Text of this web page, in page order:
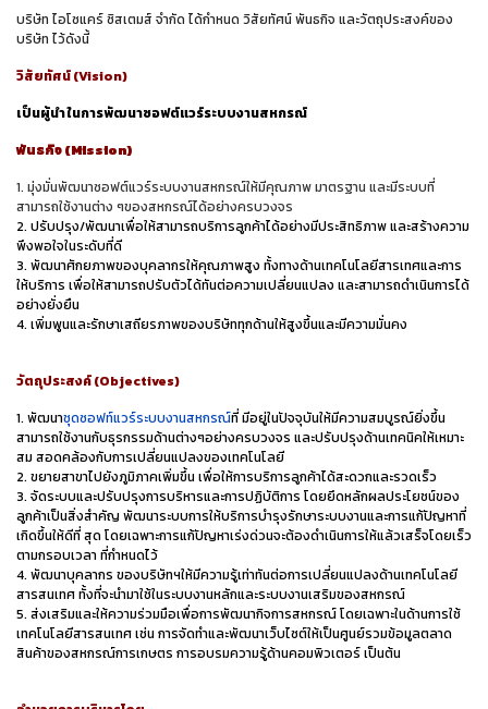
บริษัท ไอโซแคร์ ซิสเตมส์ จำกัด ได้กำหนด วิสัยทัศน์ พันธกิจ และวัตถุประสงค์ของ
บริษัท ไว้ดังนี้
วิสัยทัศน์ (Vision)
เป็นผู้นำ ในการพัฒนาซอฟต์แวร์ระบบงานสหกรณ์
พันธกิจ (Mission)
1. มุ่งมั่นพัฒนาซอฟต์แวร์ระบบงานสหกรณ์ให้มีคุณภาพ มาตรฐาน และมีระบบที่
สามารถใช้งานต่าง ๆของสหกรณ์ได้อย่างครบวงจร
2. ปรับปรุง/พัฒนาเพื่อให้สามารถบริการลูกค้าได้อย่างมีประสิทธิภาพ และสร้างความ
พึงพอใจในระดับที่ดี
3. พัฒนาศักยภาพของบุคลากรให้คุณภาพสูง ทั้งทางด้านเทคโนโลยีสารเทศและการ
ให้บริการ เพื่อให้สามารถปรับตัวได้ทันต่อความเปลี่ยนแปลง และสามารถดำเนินการได้
อย่างยั่งยืน
4. เพิ่มพูนและรักษาเสถียรภาพของบริษัททุกด้านให้สูงขึ้นและมีความมั่นคง
วัตถุประสงค์ (Objectives)
1. พัฒนาชุดซอฟท์แวร์ระบบงานสหกรณ์ที่ มีอยู่ในปัจจุบันให้มีความสมบูรณ์ยิ่งขึ้น
สามารถใช้งานกับธุรกรรมด้านต่างๆอย่างครบวงจร และปรับปรุงด้านเทคนิคให้เหมาะ
สม สอดคล้องกับการเปลี่ยนแปลงของเทคโนโลยี
2. ขยายสาขาไปยังภูมิภาคเพิ่มขึ้น เพื่อให้การบริการลูกค้าได้สะดวกและรวดเร็ว
3. จัดระบบและปรับปรุงการบริหารและการปฏิบัติการ โดยยึดหลักผลประโยชน์ของ
ลูกค้าเป็นสิ่งสำคัญ พัฒนาระบบการให้บริการบำรุงรักษาระบบงานและการแก้ปัญหาที่
เกิดขึ้นให้ดีที่ สุด โดยเฉพาะการแก้ปัญหาเร่งด่วนจะต้องดำเนินการให้แล้วเสร็จโดยเร็ว
ตามกรอบเวลา ที่กำหนดไว้
4. พัฒนาบุคลากร ของบริษัทฯให้มีความรู้เท่าทันต่อการเปลี่ยนแปลงด้านเทคโนโลยี
สารสนเทศ ทั้งที่จะนำมาใช้ในระบบงานหลักและระบบงานเสริมของสหกรณ์
5. ส่งเสริมและให้ความร่วมมือเพื่อการพัฒนากิจการสหกรณ์ โดยเฉพาะในด้านการใช้
เทคโนโลยีสารสนเทศ เช่น การจัดทำและพัฒนาเว็บไซต์ให้เป็นศูนย์รวมข้อมูลตลาด
สินค้าของสหกรณ์การเกษตร การอบรมความรู้ด้านคอมพิวเตอร์ เป็นต้น